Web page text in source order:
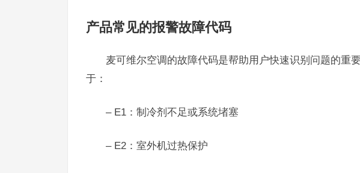
产品常见的报警故障代码
麦可维尔空调的故障代码是帮助用户快速识别问题的重
于：
– E1：制冷剂不足或系统堵塞
– E2：室外机过热保护